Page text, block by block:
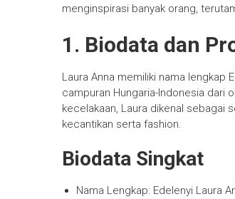
menginspirasi banyak orang,
1. Biodata dan
Laura Anna memiliki nama lengkap
campuran Hungaria-Indonesia dari
kecelakaan, Laura dikenal sebagai
kecantikan serta fashion.
Biodata Singkat
Nama Lengkap: Edelenyi Laura